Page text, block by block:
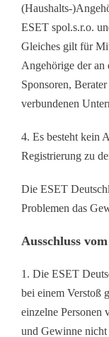
(Haushalts-
ESET spol.s.r.o.
Gleiches gilt für
Angehörige der an
Sponsoren,
verbundenen
4. Es besteht kein
Registrierung zu
Die ESET
Problemen das
Ausschluss
1. Die ESET
bei einem Verstoß
einzelne Personen
und Gewinne nicht